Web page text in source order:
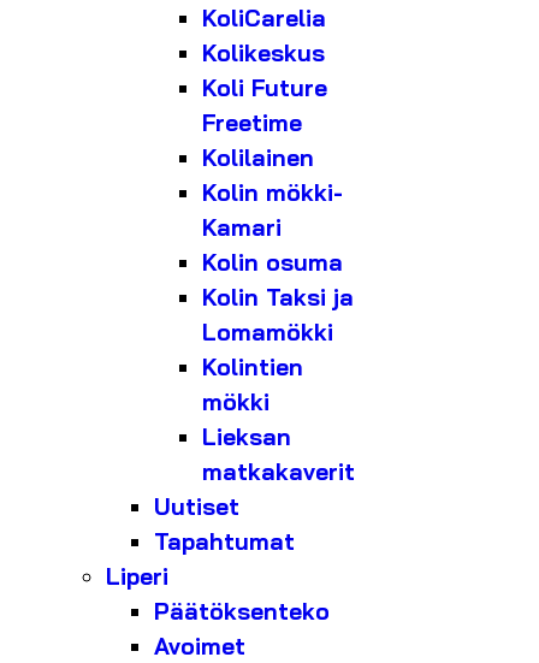
KoliCarelia
Kolikeskus
Koli Future
Freetime
Kolilainen
Kolin mökki-
Kamari
Kolin osuma
Kolin Taksi ja
Lomamökki
Kolintien
mökki
Lieksan
matkakaverit
Uutiset
Tapahtumat
Liperi
Päätöksenteko
Avoimet